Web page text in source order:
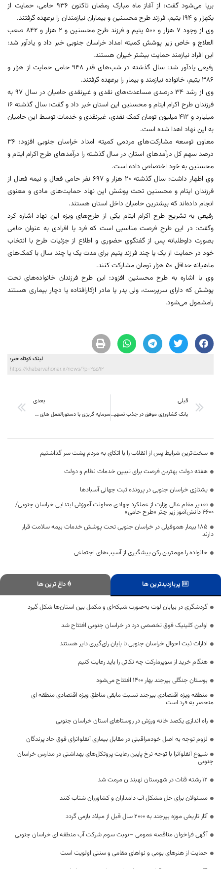
برپا می‌شود گفت: از آغاز ماه مبارک رمضان تاکنون ۹۳۶ حامی، حمایت از
یکهزار و ۱۹۴ یتیم، فرزند طرح محسنین و بیماران نیازمندان را برعهده گرفتند.
وی از وجود ۷ هزار و ۵۰۰ یتیم و فرزند طرح محسنین و ۲ هزار و ۸۴۲ صعب
العلاج و خاص زیر پوشش کمیته امداد خراسان جنوبی خبر داد و یادآور شد:
این افراد نیازمند حمایت بیشتر خیران هستند.
رفیعی یادآور شد: سال گذشته در شب‌های قدر ۹۴۸ حامی حمایت از هزار و
۳۸۶ یتیم، خانواده نیازمند و بیمار را برعهده گرفتند.
وی از رشد ۳۴ درصدی مساعدت‌های نقدی و غیرنقدی حامیان در سال ۹۷ به
فرزندان طرح اکرام ایتام و محسنین این استان خبر داد و گفت: سال گذشته ۱۶
میلیارد و ۴۱۲ میلیون تومان کمک نقدی، غیرنقدی و خدمات توسط این حامیان
به این نهاد اهدا شده است.
معاون توسعه مشارکت‌های مردمی کمیته امداد خراسان جنوبی افزود: ۳۶
درصد سهم کل درآمدهای استان در سال گذشته را درآمدهای طرح اکرام ایتام و
محسنین به خود اختصاص داده است.
وی اظهار داشت: سال گذشته ۲۰ هزار و ۶۹۷ نفر حامی فعال و نیمه فعال از
فرزندان ایتام و محسنین تحت پوشش این نهاد حمایت‌های مادی و معنوی
انجام داده‌اند که بیشترین حامیان داخل استان هستند.
رفیعی به تشریح طرح اکرام ایتام یکی از طرح‌های ویژه این نهاد اشاره کرد
وگفت: در این طرح فرصت مناسبی است که فرد یا افرادی به عنوان حامی
بصورت داوطلبانه پس از گفتگوی حضوری و اطلاع از جزئیات طرح با انتخاب
خود در حمایت از یک یا چند فرزند یتیم برای مدت یک یا چند سال با کمک‌های
ماهیانه حداقل ۵۰ هزار تومان مشارکت کنند.
وی با اشاره به طرح محسنین افزود: این طرح فرزندان خانواده‌های تحت
پوشش که دارای سرپرست، ولی پدر یا مادر ازکارافتاده یا دچار بیماری هستند
رامشمول می‌شود.
لینک کوتاه خبر:
https://khabarvahonar.ir/news/?p=25592
قبلی
بانک کشاورزی موفق در جذب تسهیلات صندوق توسعه ملی در خراسان جنوبی
بعدی
سرمایه گریزی با دستورالعمل های دست و پاگیر ابلاغی
سخت‌ترین شرایط پس از انقلاب را با اتکای به مردم پشت سر گذاشتیم
هفته دولت بهترین فرصت برای تبیین خدمات نظام و دولت
یشتازی خراسان جنوبی در پرونده ثبت جهانی آسبادها
تقدیر مقام عالی وزارت از عملکرد جهادی معاونت آموزش ابتدایی خراسان جنوبی/
۴۶۰۰ دانش‌آموز زیر چتر «طرح حامی»
۱۸۵ بیمار هموفیلی در خراسان جنوبی تحت پوشش خدمات بیمه سلامت قرار
دارند
خانواده را مهمترین رکن پیشگیری از آسیب‌های اجتماعی
پربازدیدترین ها داغ ترین ها
گردشگری در بیابان لوت به‌صورت شبکه‌ای و مکمل بین استان‌ها شکل گیرد
اولین کلینیک فوق تخصصی درد در خراسان جنوبی افتتاح شد
ادارات ثبت احوال خراسان جنوبی تا پایان رای‌گیری دایر هستند
هنگام خرید از سوپرمارکت چه نکاتی را باید رعایت کنیم
بوستان جنگلی بیرجند بهار ۱۴۰۰ افتتاح می‌شود
منطقه ویژه اقتصادی بیرجند نسبت مابقی مناطق ویژه اقتصادی منطقه ای
منحصر به فرد است
راه اندازی یکصد خانه ورزش در روستاهای استان خراسان جنوبی
لزوم توجه به اصل خودمراقبتی در مقابل بیماری آنفلوانزای فوق حاد پرندگان
شیوع آنفلوآنزا با توجه نرخ پایین رعایت پروتکل‌های بهداشتی در مدارس خراسان
جنوبی
۱۲ رشته قنات در شهرستان نهبندان مرمت شد
مسئولان برای حل مشکل آب دامداران و کشاورزان شتاب کنند
آثار تاریخی موزه بیرجند به 2000 سال قبل از میلاد بازمی گردد
آگهی فراخوان مناقصه عمومی –نوبت سوم شرکت آب منطقه ای خراسان جنوبی
حمایت از هنرهای بومی و نواهای مقامی و سنتی اولویت است